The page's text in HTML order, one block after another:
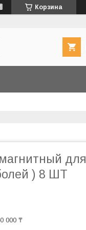
Корзина
для
) 8 ШТ
000 ₸